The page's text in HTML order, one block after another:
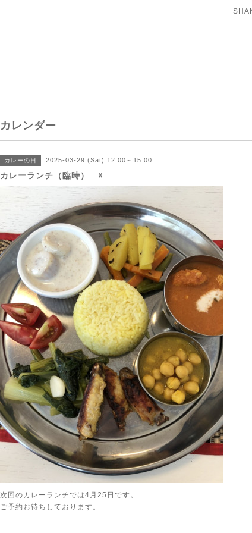
カレンダー
カレーの日 2025-03-29 (Sat) 12:00～15:00
カレーランチ（臨時） ☓
次回のカレーランチでは4月25日です。
ご予約お待ちしております。